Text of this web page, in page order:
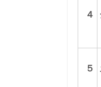
４
５